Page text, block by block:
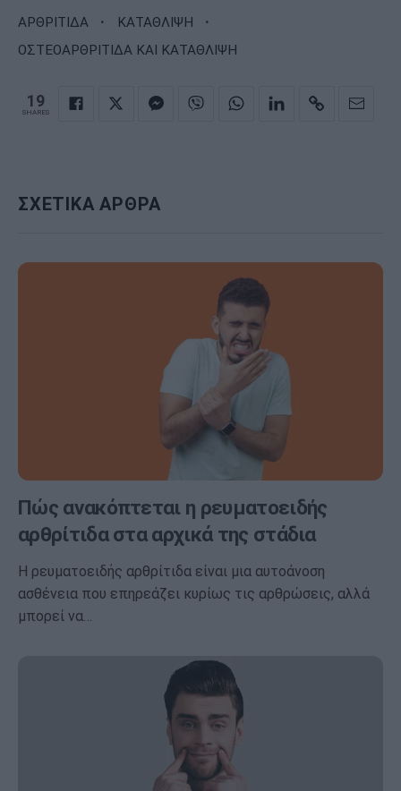
ΑΡΘΡΙΤΙΔΑ · ΚΑΤΑΘΛΙΨΗ ·
ΟΣΤΕΟΑΡΘΡΙΤΙΔΑ ΚΑΙ ΚΑΤΑΘΛΙΨΗ
19
SHARES
ΣΧΕΤΙΚΑ ΑΡΘΡΑ
Πώς ανακόπτεται η ρευματοειδής
αρθρίτιδα στα αρχικά της στάδια
Η ρευματοειδής αρθρίτιδα είναι μια αυτοάνοση
ασθένεια που επηρεάζει κυρίως τις αρθρώσεις, αλλά
μπορεί να…